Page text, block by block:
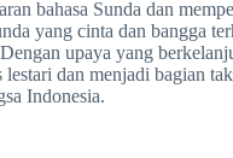
bahasa Sunda dan
yang cinta dan bangga
upaya yang
lestari dan menjadi bagian
Indonesia.